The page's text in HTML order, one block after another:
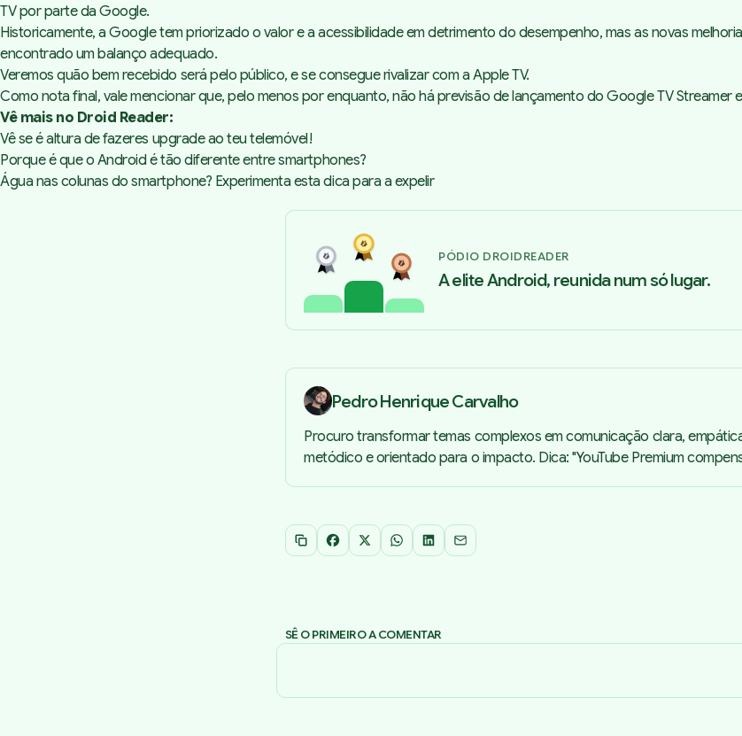
TV por parte da Google.
Historicamente, a Google tem priorizado o valor e a acessibilidade em detrimento do desempenho, mas as novas
encontrado um balanço adequado.
Veremos quão bem recebido será pelo público, e se consegue rivalizar com a Apple TV.
Como nota final, vale mencionar que, pelo menos por enquanto, não há previsão de lançamento do Google TV Streamer
Vê mais no Droid Reader:
Vê se é altura de fazeres upgrade ao teu telemóvel!
Porque é que o Android é tão diferente entre smartphones?
Água nas colunas do smartphone? Experimenta esta dica para a expelir
PÓDIO DROIDREADER
A elite Android, reunida num só lugar.
Pedro Henrique Carvalho
Procuro transformar temas complexos em comunicação clara,
metódico e orientado para o impacto. Dica: "YouTube Premium
Copiar link
Facebook
X WhatsApp
LinkedInEmail
SÊ O PRIMEIRO A COMENTAR